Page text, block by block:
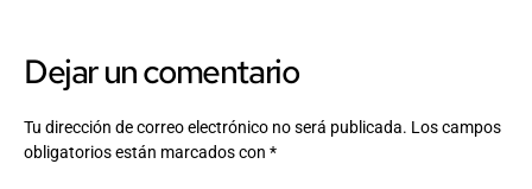
Dejar un comentario
Tu dirección de correo electrónico no será publicada. Los campos
obligatorios están marcados con *